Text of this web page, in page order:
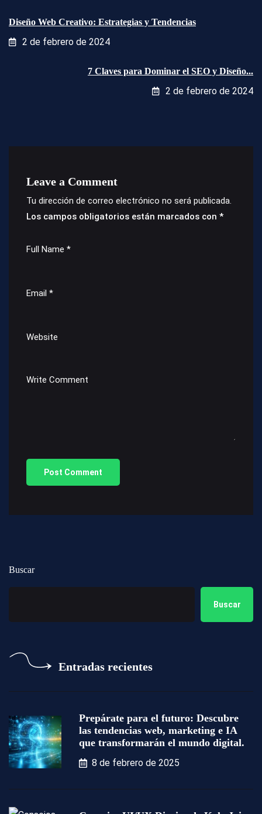
Diseño Web Creativo: Estrategias y Tendencias
2 de febrero de 2024
7 Claves para Dominar el SEO y Diseño...
2 de febrero de 2024
Leave a Comment
Tu dirección de correo electrónico no será publicada.
Los campos obligatorios están marcados con *
Buscar
Buscar
Entradas recientes
Prepárate para el futuro: Descubre
las tendencias web, marketing e IA
que transformarán el mundo digital.
8 de febrero de 2025